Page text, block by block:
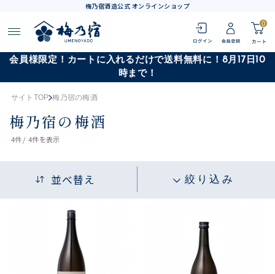
梅乃宿酒造公式 オンラインショップ
0
会員様限定！カートに入れるだけで送料無料に！8月17日10
時まで！
サイトTOP 梅乃宿の梅酒
梅乃宿の梅酒
4件 / 4件を表示
並べ替え 絞り込み